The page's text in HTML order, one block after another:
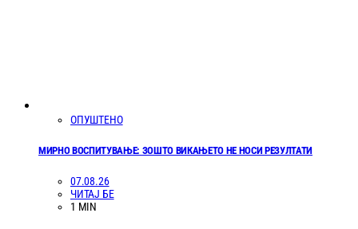
ОПУШТЕНО
МИРНО ВОСПИТУВАЊЕ: ЗОШТО ВИКАЊЕТО НЕ НОСИ РЕЗУЛТАТИ
07.08.26
ЧИТАЈ БЕ
1 MIN